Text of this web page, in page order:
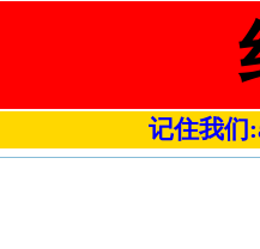
记住我们